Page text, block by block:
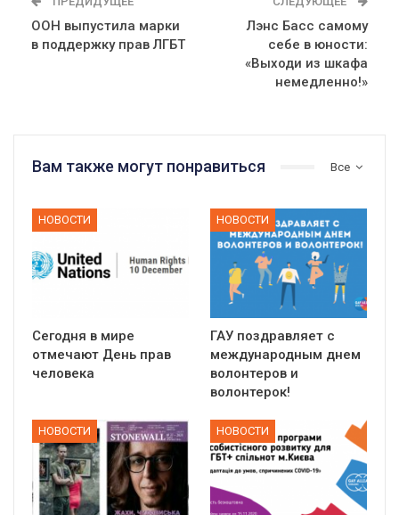
ООН выпустила марки
в поддержку прав ЛГБТ
Лэнс Басс самому
себе в юности:
«Выходи из шкафа
немедленно!»
Все
Вам также могут понравиться
НОВОСТИ
Сегодня в мире
отмечают День прав
человека
НОВОСТИ
ГАУ поздравляет с
международным днем
волонтеров и
волонтерок!
НОВОСТИ НОВОСТИ